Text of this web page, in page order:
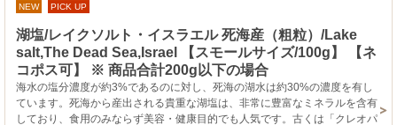
NEW PICK UP
湖塩/レイクソルト・イスラエル 死海産（粗粒）/Lake
salt,The Dead Sea,Israel 【スモールサイズ/100g】 【ネ
コポス可】 ※ 商品合計200g以下の場合
海水の塩分濃度が約3%であるのに対し、死海の湖水は約30%の濃度を有し
ています。死海から産出される貴重な湖塩は、非常に豊富なミネラルを含有
しており、食用のみならず美容・健康目的でも人気です。古くは「クレオパ